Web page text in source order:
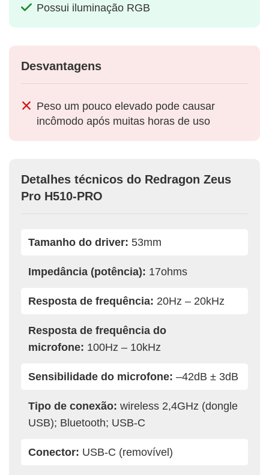
Possui iluminação RGB
Desvantagens
Peso um pouco elevado pode causar
incômodo após muitas horas de uso
Detalhes técnicos do Redragon Zeus
Pro H510-PRO
Tamanho do driver: 53mm
Impedância (potência): 17ohms
Resposta de frequência: 20Hz – 20kHz
Resposta de frequência do
microfone: 100Hz – 10kHz
Sensibilidade do microfone: –42dB ± 3dB
Tipo de conexão: wireless 2,4GHz (dongle
USB); Bluetooth; USB-C
Conector: USB-C (removível)